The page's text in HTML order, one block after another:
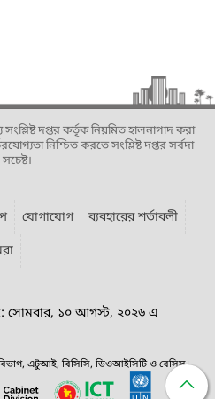
দপ্তর কর্তৃক নিয়মিত হালনাগাদ করা
নিশ্চিত করতে সংশ্লিষ্ট দপ্তর সর্বদা
সচেষ্ট।
যোগাযোগ
ব্যবহারের শর্তাবলী
সোমবার, ১০ আগস্ট, ২০২৬ এ
বিভাগ, এটুআই, বিসিসি, ডিওআইসিটি ও বেসিস।